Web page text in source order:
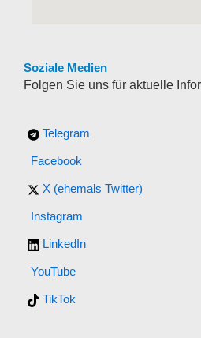
Soziale Medien
Folgen Sie uns für aktuelle
Telegram
Facebook
X (ehemals Twitter)
Instagram
LinkedIn
YouTube
TikTok